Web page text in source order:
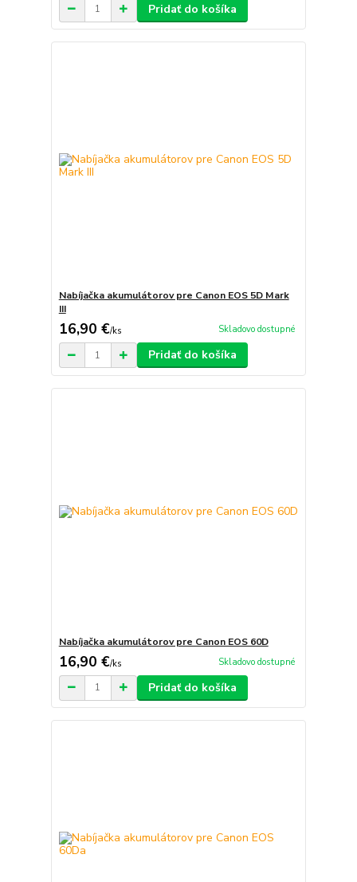
Pridať do košíka
Nabíjačka akumulátorov pre Canon EOS 5D Mark
III
16,90 €/ks Skladovo dostupné
Pridať do košíka
Nabíjačka akumulátorov pre Canon EOS 60D
16,90 €/ks Skladovo dostupné
Pridať do košíka